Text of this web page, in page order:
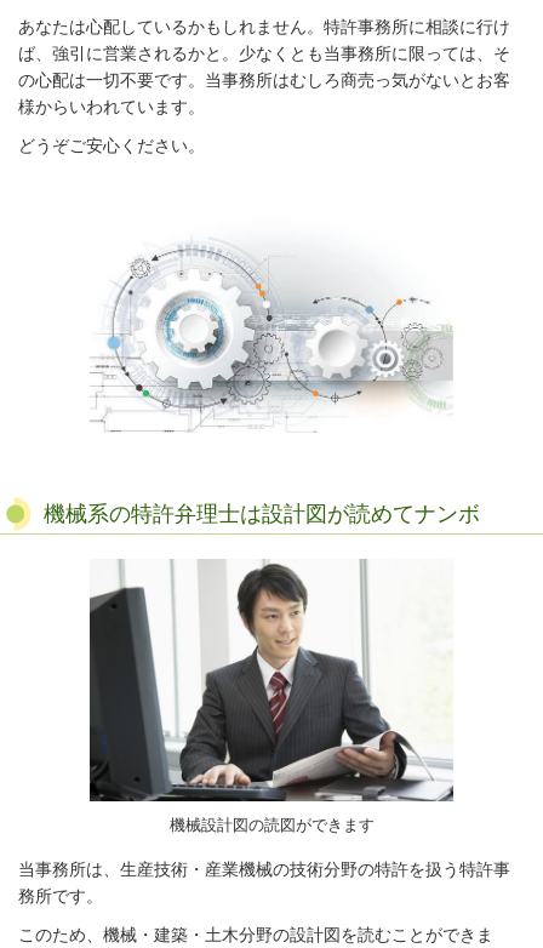
あなたは心配しているかもしれません。特許事務所に相談に行け
ば、強引に営業されるかと。少なくとも当事務所に限っては、そ
の心配は一切不要です。当事務所はむしろ商売っ気がないとお客
様からいわれています。
どうぞご安心ください。
機械系の特許弁理士は設計図が読めてナンボ
機械設計図の読図ができます
当事務所は、生産技術・産業機械の技術分野の特許を扱う特許事
務所です。
このため、機械・建築・土木分野の設計図を読むことができま